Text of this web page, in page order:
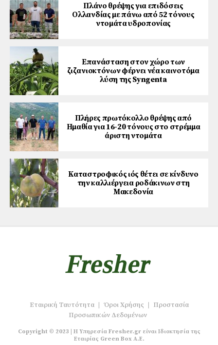
Πλάνο θρέψης για επιδόσεις
Ολλανδίας με πάνω από 52 τόνους
ντομάτα υδροπονίας
Επανάσταση στον χώρο των
ζιζανιοκτόνων φέρνει νέα καινοτόμα
λύση της Syngenta
Πλήρες πρωτόκολλο θρέψης από
Ημαθία για 16-20 τόνους στο στρέμμα
άριστη ντομάτα
Καταστροφικός ιός θέτει σε κίνδυνο
την καλλιέργεια ροδάκινων στη
Μακεδονία
Εταιρική Ταυτότητα | Όροι Χρήσης | Προστασία
Προσωπικών Δεδομένων
Copyright © 2023 | Η Υπηρεσία Fresher.gr είναι Ιδιοκτησία της
Εταιρίας Green Box A.E.